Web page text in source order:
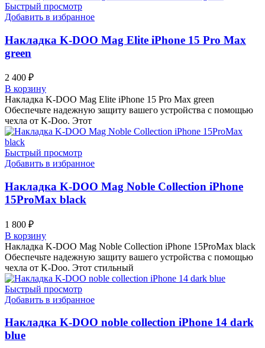
Быстрый просмотр
Добавить в избранное
Накладка K-DOO Mag Elite iPhone 15 Pro Max
green
2 400 ₽
В корзину
Накладка K-DOO Mag Elite iPhone 15 Pro Max green
Обеспечьте надежную защиту вашего устройства с помощью
чехла от K-Doo. Этот
Быстрый просмотр
Добавить в избранное
Накладка K-DOO Mag Noble Collection iPhone
15ProMax black
1 800 ₽
В корзину
Накладка K-DOO Mag Noble Collection iPhone 15ProMax black
Обеспечьте надежную защиту вашего устройства с помощью
чехла от K-Doo. Этот стильный
Быстрый просмотр
Добавить в избранное
Накладка K-DOO noble collection iPhone 14 dark
blue